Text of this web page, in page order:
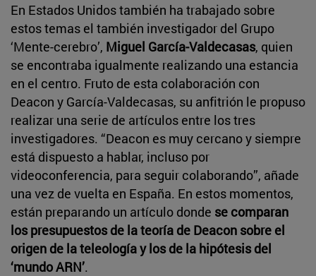
En Estados Unidos también ha trabajado sobre
estos temas el también investigador del Grupo
‘Mente-cerebro’, Miguel García-Valdecasas, quien
se encontraba igualmente realizando una estancia
en el centro. Fruto de esta colaboración con
Deacon y García-Valdecasas, su anfitrión le propuso
realizar una serie de artículos entre los tres
investigadores. “Deacon es muy cercano y siempre
está dispuesto a hablar, incluso por
videoconferencia, para seguir colaborando”, añade
una vez de vuelta en España. En estos momentos,
están preparando un artículo donde se comparan
los presupuestos de la teoría de Deacon sobre el
origen de la teleología y los de la hipótesis del
‘mundo ARN’.